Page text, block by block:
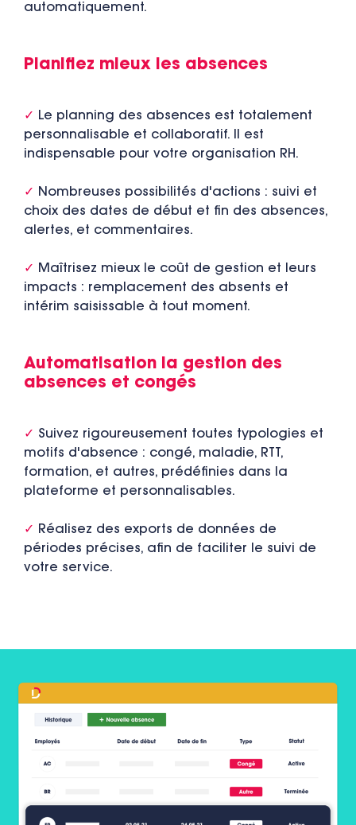
automatiquement.
Planifiez mieux les absences
✓ Le planning des absences est totalement
personnalisable et collaboratif. Il est
indispensable pour votre organisation RH.
✓ Nombreuses possibilités d'actions : suivi et
choix des dates de début et fin des absences,
alertes, et commentaires.
✓ Maîtrisez mieux le coût de gestion et leurs
impacts : remplacement des absents et
intérim saisissable à tout moment.
Automatisation la gestion des
absences et congés
✓ Suivez rigoureusement toutes typologies et
motifs d'absence : congé, maladie, RTT,
formation, et autres, prédéfinies dans la
plateforme et personnalisables.
✓ Réalisez des exports de données de
périodes précises, afin de faciliter le suivi de
votre service.